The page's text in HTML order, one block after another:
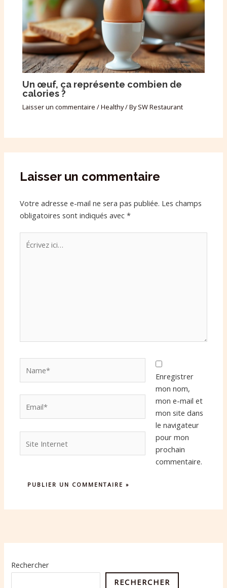
Un œuf, ça représente combien de
calories ?
Laisser un commentaire /Healthy/ BySW Restaurant
Laisser un commentaire
Votre adresse e-mail ne sera pas publiée. Les champs
obligatoires sont indiqués avec*
ici…
Internet
Enregistrer
mon nom,
mon e-mail et
mon site dans
le navigateur
pour mon
prochain
commentaire.
Rechercher
RECHERCHER